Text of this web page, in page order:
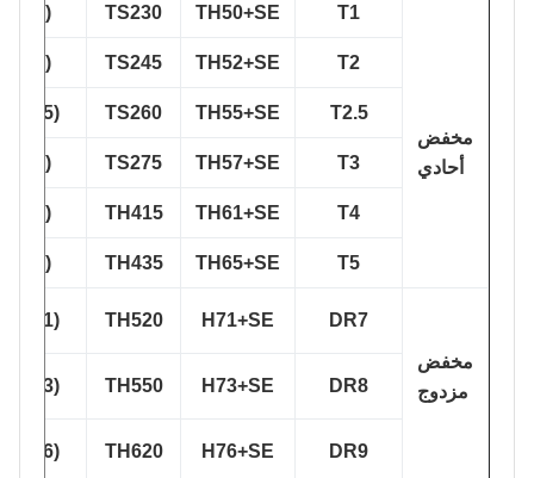
مخفض
أحادي
TH50+SE
TS230
T1(T49)
TH52+SE
TS245
T2(T53)
T2.5
TH55+SE
TS260
T2.5(T55)
TH57+SE
TS275
T3(T57)
TH61+SE
TH415
T4(T61)
TH65+SE
TH435
T5(T65)
مخفض
مزدوج
DR7
H71+SE
TH520
DR7(T71)
DR8
H73+SE
TH550
DR8(T73)
DR9
H76+SE
TH620
DR9(T76)